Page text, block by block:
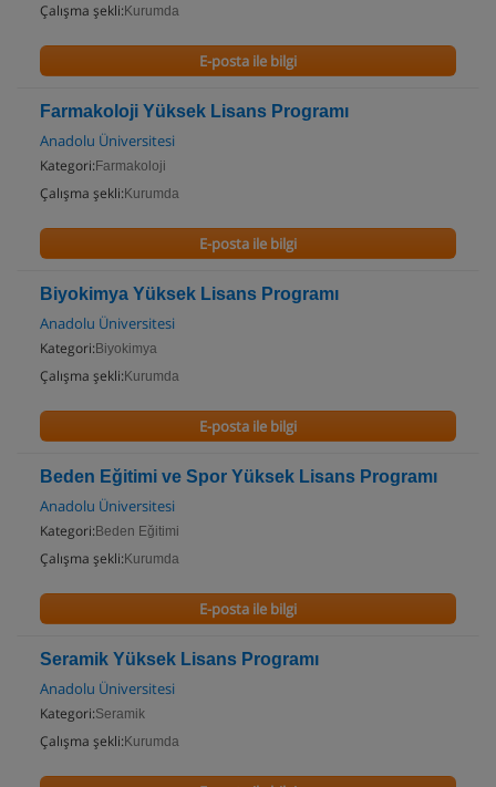
Çalışma şekli: Kurumda
E-posta ile bilgi
Farmakoloji Yüksek Lisans Programı
Anadolu Üniversitesi
Kategori: Farmakoloji
Çalışma şekli: Kurumda
E-posta ile bilgi
Biyokimya Yüksek Lisans Programı
Anadolu Üniversitesi
Kategori: Biyokimya
Çalışma şekli: Kurumda
E-posta ile bilgi
Beden Eğitimi ve Spor Yüksek Lisans Programı
Anadolu Üniversitesi
Kategori: Beden Eğitimi
Çalışma şekli: Kurumda
E-posta ile bilgi
Seramik Yüksek Lisans Programı
Anadolu Üniversitesi
Kategori:Seramik
Çalışma şekli: Kurumda